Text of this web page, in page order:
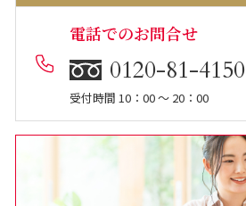
電話でのお問合せ
0120-81-4150
受付時間 10：00 ～ 20：00